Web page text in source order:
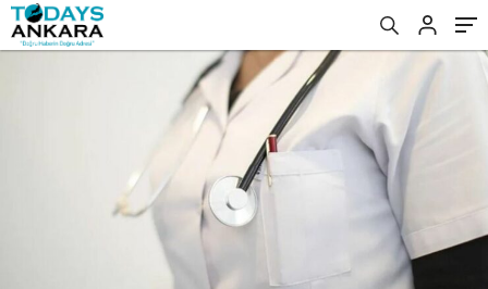
edilecek